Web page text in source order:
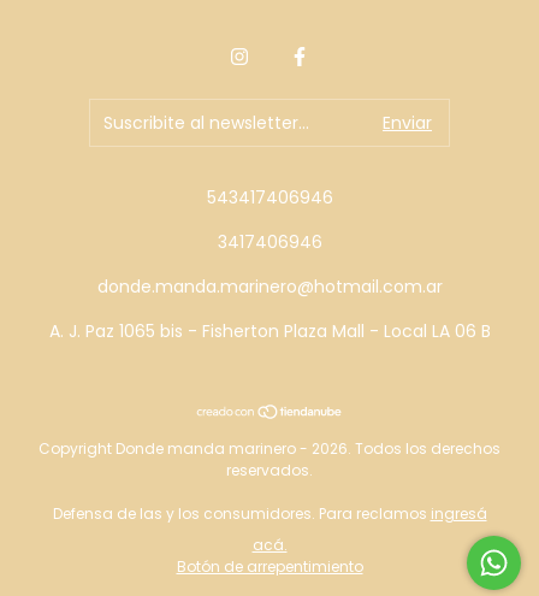
543417406946
3417406946
donde.manda.marinero@hotmail.com.ar
A. J. Paz 1065 bis - Fisherton Plaza Mall - Local LA 06 B
Copyright Donde manda marinero - 2026. Todos los derechos
reservados.
Defensa de las y los consumidores. Para reclamos ingresá
acá.
Botón de arrepentimiento